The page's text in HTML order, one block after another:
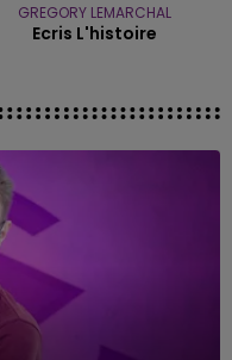
GREGORY LEMARCHAL
Ecris L'histoire